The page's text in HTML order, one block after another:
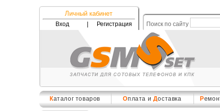
Личный кабинет
Вход Регистрация Поиск по сайту
Каталог товаров Оплата и Доставка Р